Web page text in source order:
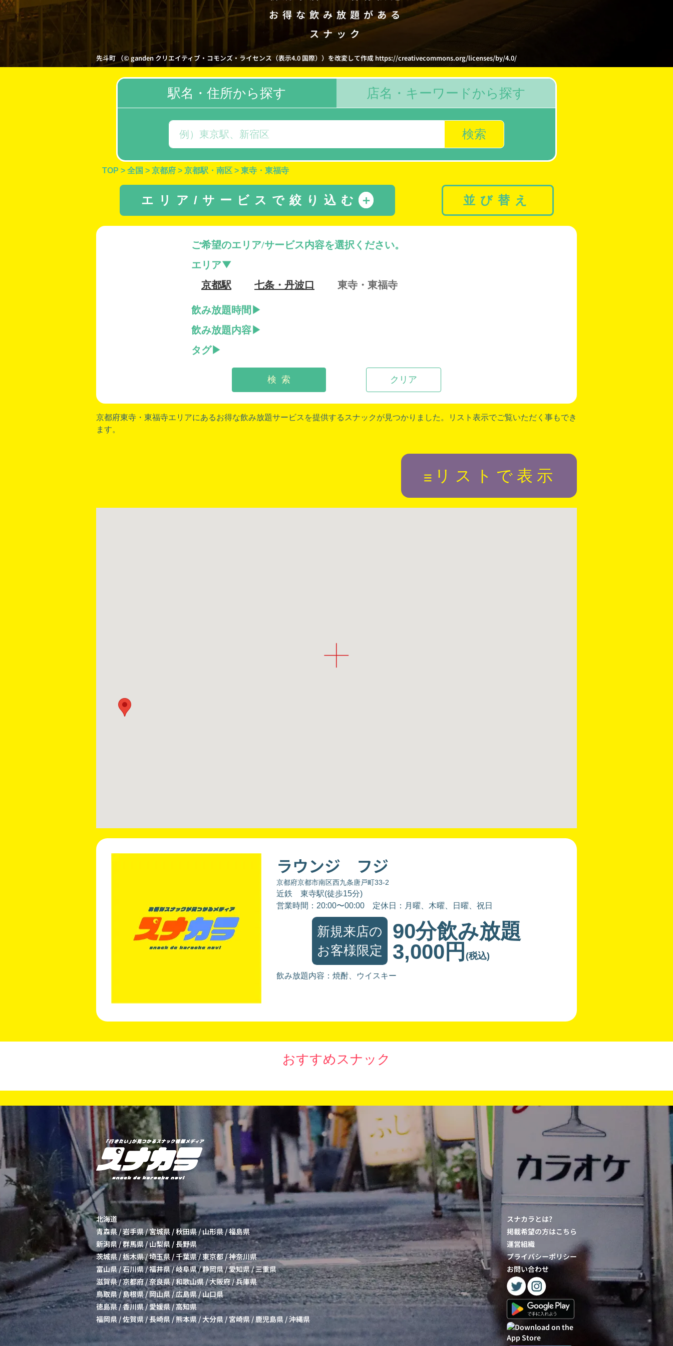
お得な飲み放題がある
スナック
先斗町 （© ganden クリエイティブ・コモンズ・ライセンス（表示4.0 国際））を改変して作成 https://creativecommons.org/licenses/by/4.0/
駅名・住所から探す
検索
店名・キーワードから探す
TOP > 全国 > 京都府 > 京都駅・南区 > 東寺・東福寺
エリア/サービスで絞り込む ＋
ご希望のエリア/サービス内容を選択ください。
エリア
京都駅
七条・丹波口 東寺・東福寺
飲み放題時間
飲み放題内容
タグ
クリア
検 索
並び替え
京都府東寺 ・ 東福寺エリアにあるお得な飲み放題サービスを提供するスナックが見つかりました。リスト表示でご覧いただく事もでき
ます。
リストで表示
ラウンジ フジ
京都府京都市南区西九条唐戸町33-2
近鉄 東寺駅(徒歩15分)
営業時間：20:00〜00:00
定休日：月曜、木曜、日曜、祝日
新規来店の
お客様限定
90分飲み放題
3,000円 (税込)
飲み放題内容：焼酎、ウイスキー
おすすめスナック
北海道
青森県/岩手県/宮城県 /秋田県/山形県/福島県
新潟県/群馬県/山梨県 /長野県
茨城県/栃木県/埼玉県 /千葉県/東京都/神奈川県
富山県/石川県/福井県/岐阜県/静岡県/愛知県/三重県
滋賀県/京都府/奈良県/和歌山県/大阪府/兵庫県
鳥取県/島根県/岡山県/広島県/山口県
徳島県/香川県/愛媛県/高知県
福岡県 /佐賀県/長崎県 /熊本県 /大分県/ 宮崎県/鹿児島県 /沖縄県
スナカラとは?
掲載希望の方はこちら
運営組織
プライバシーポリシー
お問い合わせ